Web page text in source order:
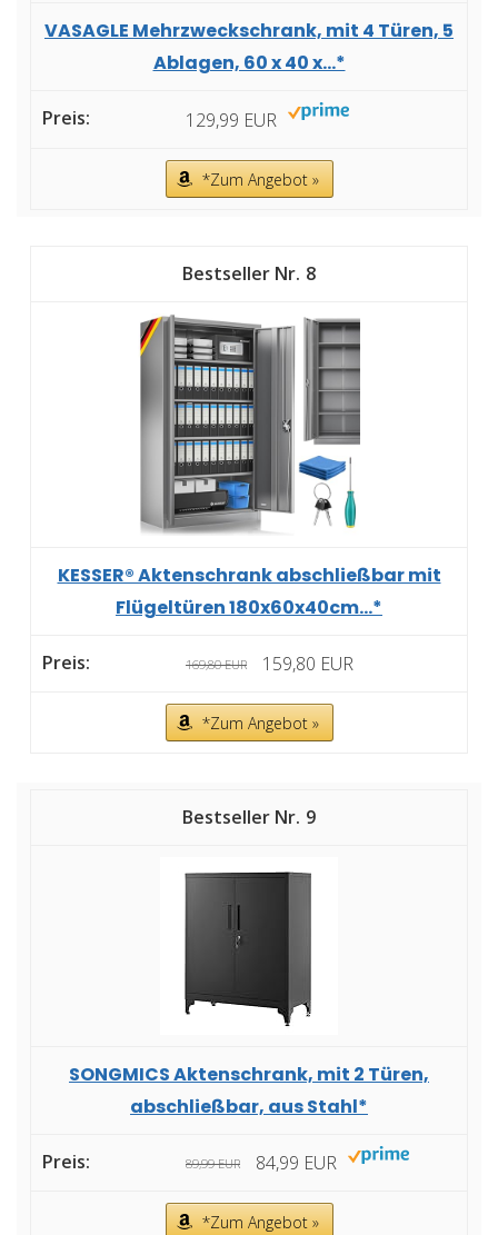
VASAGLE Mehrzweckschrank, mit 4 Türen, 5
Ablagen, 60 x 40 x...*
129,99 EUR
*Zum Angebot »
8
KESSER® Aktenschrank abschließbar mit
Flügeltüren 180x60x40cm...*
169,80 EUR 159,80 EUR
*Zum Angebot »
9
SONGMICS Aktenschrank, mit 2 Türen,
abschließbar, aus Stahl*
89,99 EUR 84,99 EUR
*Zum Angebot »